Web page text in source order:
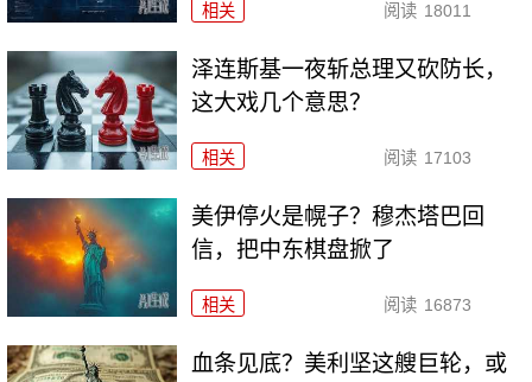
相关 阅读 18011
泽连斯基一夜斩总理又砍防长，
这大戏几个意思？
相关 阅读 17103
美伊停火是幌子？穆杰塔巴回
信，把中东棋盘掀了
相关 阅读 16873
血条见底？美利坚这艘巨轮，或